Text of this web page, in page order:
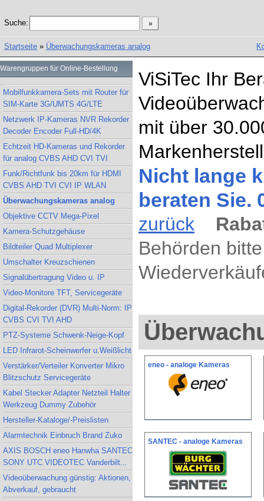
Suche:
Startseite » Überwachungskameras analog
Warengruppen für Online-Bestellung
Mobilfunkkamera-Sets mit Router für
SIM-Karte 3G/UMTS 4G/LTE
Netzwerk IP-Kameras NVR Rekorder
Decoder Encoder Full-HD/4K
Echtzeit HD-Kameras und Rekorder
für analog CVBS AHD CVI TVI
Funk/Richtfunk bis 20km für HDMI
CVBS AHD TVI CVI IP WLAN
Überwachungskameras analog
Objektive CCTV Mega-Pixel
Kamera-Schutzgehäuse
Bildteiler Quad Multiplexer
Umschalter Kreuzschienen
Signalübertragung Video u. IP
Video-Monitore TFT, Servicegeräte
Digital-Rekorder (DVR) Multi-Norm: IP
CVBS CVI TVI AHD
PTZ-Systeme Schwenk-Neige-Kopf
LED Infrarot-Scheinwerfer u.Weißlicht
Verstärker/Verteiler Konverter Mikro
Blitzschutz Servicegeräte
Kabel Stecker Adapter Netzteil Halter
Werkzeug Dummy Zubehör
Hersteller-Kataloge/-Preislisten
Alarmtechnik Einbruch Brand Zuko
AXIS BOSCH eneo Hanwha SANTEC
SONY UTC VIDEOTEC Vanderbilt...
Videoüberwachung günstig: Aktionen,
Abverkauf, gebraucht
ViSiTec Ihr
mit über
Nicht lange
beraten Sie.
zurück
Behörden
eneo - analoge Kameras
SANTEC - analoge Kameras